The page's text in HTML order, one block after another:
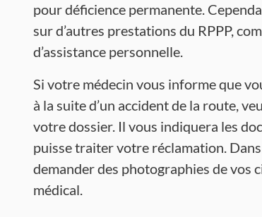
pour déficience permanente.
sur d’autres prestations du RPPP,
d’assistance personnelle.
Si votre médecin vous informe que
à la suite d’un accident de la route,
votre dossier. Il vous indiquera les
puisse traiter votre réclamation.
demander des photographies de vos
médical.